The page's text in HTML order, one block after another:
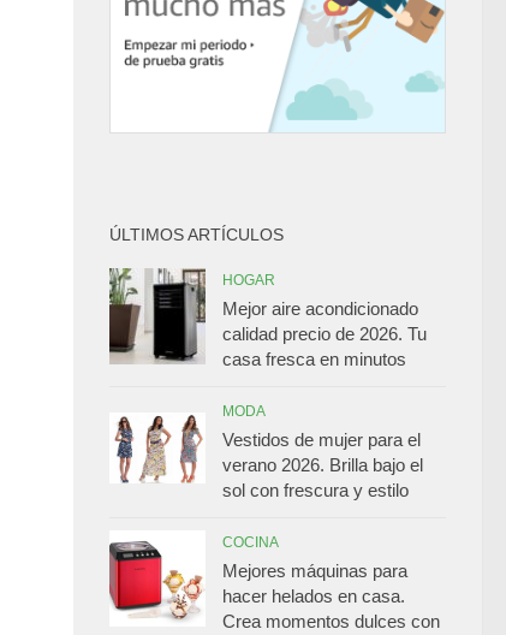
ÚLTIMOS ARTÍCULOS
HOGAR
Mejor aire acondicionado
calidad precio de 2026. Tu
casa fresca en minutos
MODA
Vestidos de mujer para el
verano 2026. Brilla bajo el
sol con frescura y estilo
COCINA
Mejores máquinas para
hacer helados en casa.
Crea momentos dulces con